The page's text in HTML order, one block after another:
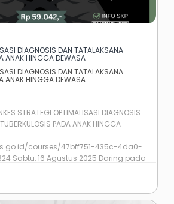
DIAGNOSIS DAN TATALAKSANA
ANAK HINGGA DEWASA
DIAGNOSIS DAN TATALAKSANA
ANAK HINGGA DEWASA
STRATEGI OPTIMALISASI DIAGNOSIS
PADA ANAK HINGGA
courses/47bff751-435c-4da0-
Sabtu, 16 Agustus 2025 Daring pada